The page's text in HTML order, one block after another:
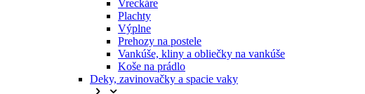
Vreckáre
Plachty
Výplne
Prehozy na postele
Vankúše, kliny a obliečky na vankúše
Koše na prádlo
Deky, zavinovačky a spacie vaky